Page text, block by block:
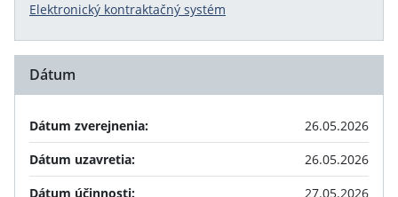
Elektronický kontraktačný systém
Dátum
Dátum zverejnenia:
26.05.2026
Dátum uzavretia:
26.05.2026
Dátum účinnosti:
27.05.2026